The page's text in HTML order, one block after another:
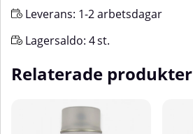
Leverans: 1-2 arbetsdagar
Lagersaldo: 4st.
Relaterade produkter